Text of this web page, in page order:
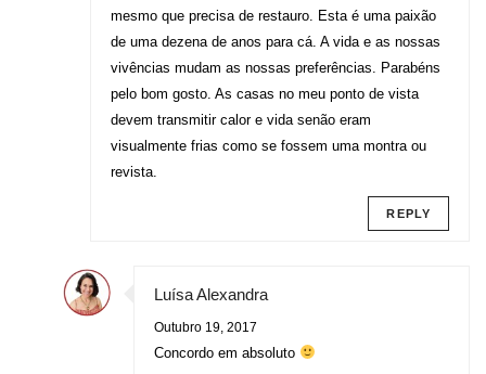
mesmo que precisa de restauro. Esta é uma paixão
de uma dezena de anos para cá. A vida e as nossas
vivências mudam as nossas preferências. Parabéns
pelo bom gosto. As casas no meu ponto de vista
devem transmitir calor e vida senão eram
visualmente frias como se fossem uma montra ou
revista.
REPLY
Luísa Alexandra
Outubro 19, 2017
Concordo em absoluto